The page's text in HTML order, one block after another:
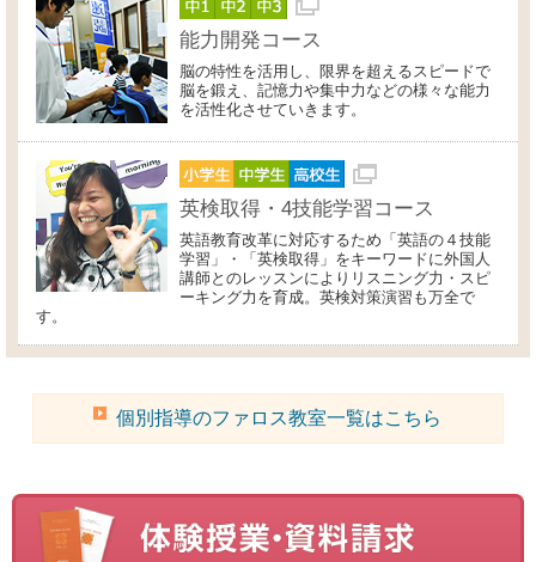
能力開発コース
脳の特性を活用し、限界を超えるスピードで
脳を鍛え、記憶力や集中力などの様々な能力
を活性化させていきます。
英検取得・4技能学習コース
英語教育改革に対応するため「英語の４技能
学習」・「英検取得」をキーワードに外国人
講師とのレッスンによりリスニング力・スピ
ーキング力を育成。英検対策演習も万全で
す。
個別指導のファロス教室一覧はこちら